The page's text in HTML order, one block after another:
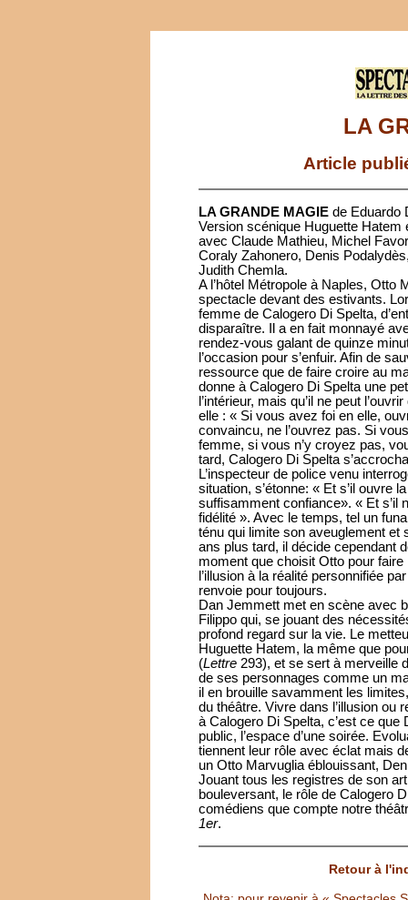
LA
Article
LA GRANDE MAGIE de Eduardo
Version scénique Huguette
avec Claude Mathieu, Michel
Coraly Zahonero, Denis
Judith Chemla.
A l’hôtel Métropole à Naples, Otto
spectacle devant des estivants.
femme de Calogero Di Spelta,
disparaître. Il a en fait monnayé
rendez-vous galant de quinze
l’occasion pour s’enfuir. Afin de
ressource que de faire croire au
donne à Calogero Di Spelta une
l’intérieur, mais qu’il ne peut
elle : « Si vous avez foi en elle,
convaincu, ne l’ouvrez pas. Si
femme, si vous n’y croyez pas,
tard, Calogero Di Spelta
L’inspecteur de police venu
situation, s’étonne: « Et s’il ouvre
suffisamment confiance». « Et s’il
fidélité ». Avec le temps, tel un
ténu qui limite son aveuglement et
ans plus tard, il décide cependant
moment que choisit Otto pour
l’illusion à la réalité personnifiée
renvoie pour toujours.
Dan Jemmett met en scène avec
Filippo qui, se jouant des
profond regard sur la vie. Le
Huguette Hatem, la même que
(Lettre 293), et se sert à merveille
de ses personnages comme un
il en brouille savamment les
du théâtre. Vivre dans l’illusion ou
à Calogero Di Spelta, c’est ce
public, l’espace d’une soirée.
tiennent leur rôle avec éclat mais
un Otto Marvuglia éblouissant,
Jouant tous les registres de son
bouleversant, le rôle de Calogero
comédiens que compte notre
1er.
Retour à